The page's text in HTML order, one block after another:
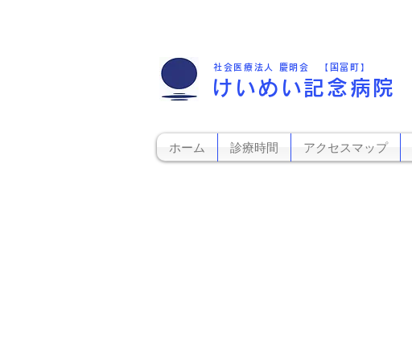
社会医療法人 慶明会 【国富町】
けいめい記念病院
ホーム 診療時間 アクセスマップ